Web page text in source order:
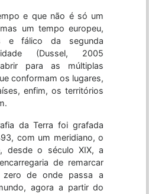
e que não é só um
um tempo europeu,
e fálico da segunda
(Dussel, 2005
para as múltiplas
conformam os lugares,
enfim, os territórios
da Terra foi grafada
com um meridiano, o
desde o século XIX, a
de remarcar
de onde passa a
agora a partir do